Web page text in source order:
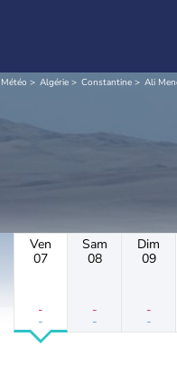
Météo Algérie Constantine Ali
Ven
07
-
-
Sam
08
-
-
Dim
09
-
-